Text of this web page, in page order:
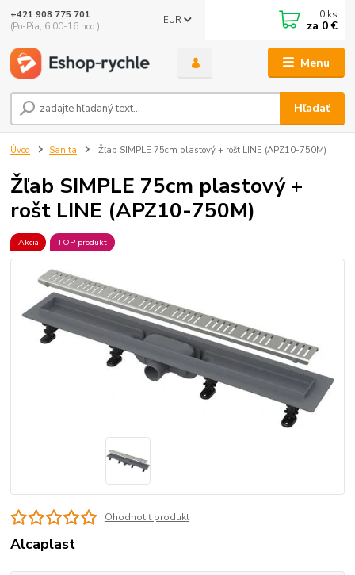
Menu
EUR
Hľadať
+421 908 775 701
(Po-Pia, 6:00-16 hod.)
0 ks
za 0 €
Úvod Sanita Žľab SIMPLE 75cm plastový + rošt LINE (APZ10-750M)
Žľab SIMPLE 75cm plastový +
rošt LINE (APZ10-750M)
Akcia TOP produkt
Ohodnotiť produkt
Alcaplast